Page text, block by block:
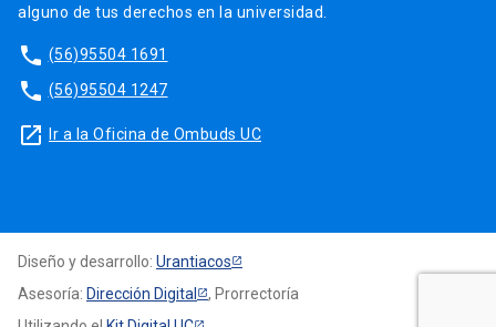
alguno de tus derechos en la universidad.
phone (56)95504 1691
phone (56)95504 1247
launch Ir a la Oficina de Ombuds UC
Diseño y desarrollo: Urantiacos
Asesoría: Dirección Digital
, Prorrectoría